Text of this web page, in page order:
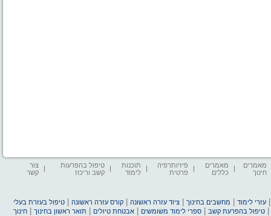
מאמרים
חינוך
מאמרים
כללים
פיזיותרפיה
פרטית
תוכנות
לימוד
טיפול בהפרעות
קשב וריכוז
צור
קשר
עזרי לימוד מחשבים בחינוך |ציוד עזרה ראשונה |קורס עזרה ראשונה |טיפול בעזרת בעלי
|טיפול בהפרעת קשב |ספרי לימוד משומשים |אבטחת טיולים תואר ראשון בחינוך |חינוך